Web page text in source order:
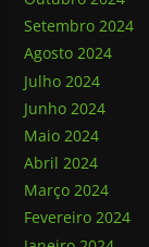
Setembro 2024
Agosto 2024
Julho 2024
Junho 2024
Maio 2024
Abril 2024
Março 2024
Fevereiro 2024